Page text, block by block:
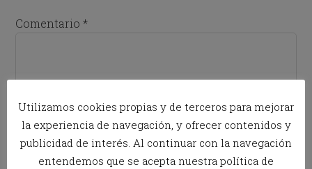
Comentario*
Utilizamos cookies propias y de terceros para mejorar
la experiencia de navegación, y ofrecer contenidos y
publicidad de interés. Al continuar con la navegación
entendemos que se acepta nuestra política de